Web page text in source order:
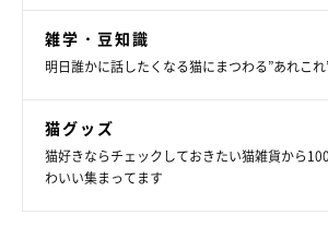
雑学・豆知識
明日誰かに話したくなる猫にまつわる”あれこ
猫グッズ
猫好きならチェックしておきたい猫雑貨から
わいい集まってます